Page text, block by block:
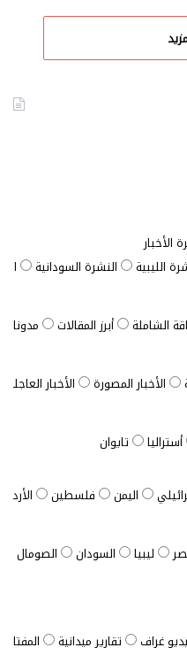
الأخبار
الليبية
النشرة السودانية
الشاملة أبرز المقالات مدونات
الأخبار المصورة
الأخبار العاجلة
أستراليا
تايوان
اليمن فلسطين
الأردن
ليبيا السودان الصومال
غراف تقارير ميدانية